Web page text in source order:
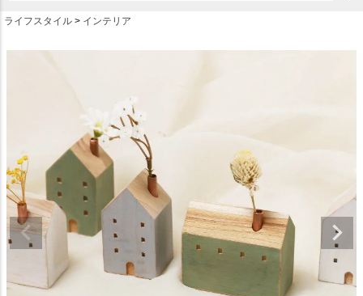
ライフスタイル インテリア